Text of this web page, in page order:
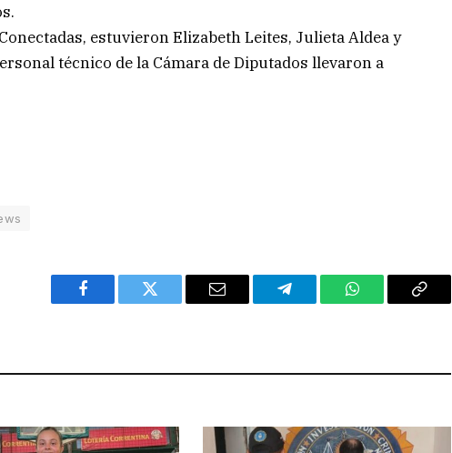
estuvieron Elizabeth Leites, Julieta Aldea y
técnico de la Cámara de Diputados llevaron a
Facebook Twitter Email Telegram WhatsAppCopy